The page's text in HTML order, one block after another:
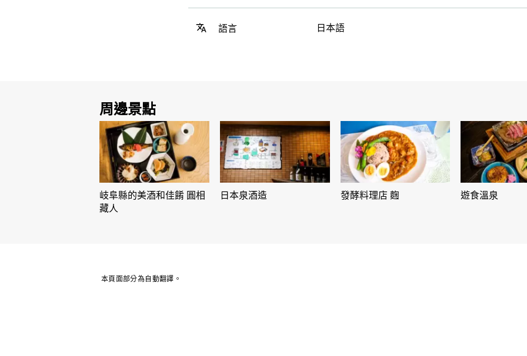
語言 日本語
周邊景點
岐阜縣的美酒和佳餚 圓相
藏人
日本泉酒造 發酵料理店 麴 遊食溫泉
本頁面部分為自動翻譯。